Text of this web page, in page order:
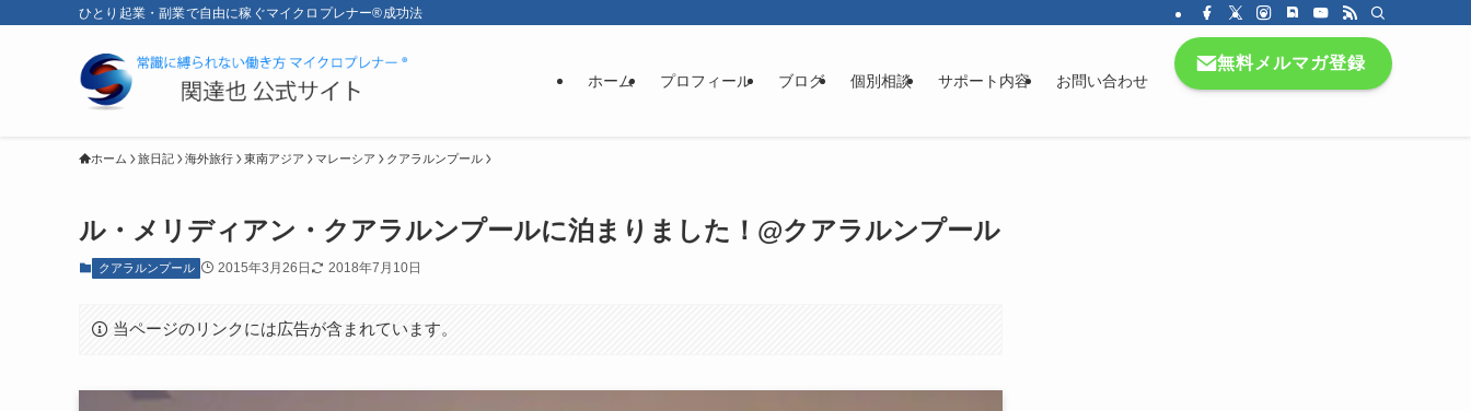
ひとり起業・副業で自由に稼ぐマイクロプレナー®成功法
ホーム プロフィール ブログ 個別相談 サポート内容 お問い合わせ
無料メルマガ登録
ホーム 旅日記 海外旅行 東南アジア マレーシア クアラルンプール
ル・メリディアン・クアラルンプールに泊まりました！@クアラルンプール
クアラルンプール 2015年3月26日 2018年7月10日
当ページのリンクには広告が含まれています。